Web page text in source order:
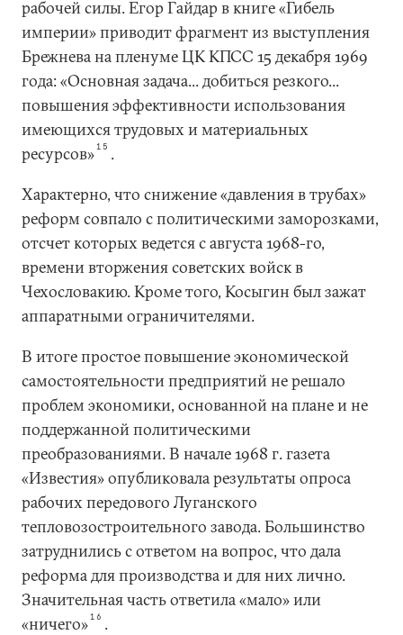
рабочей силы. Егор Гайдар в книге «Гибель
империи» приводит фрагмент из выступления
Брежнева на пленуме ЦК КПСС 15 декабря 1969
года: «Основная задача... добиться резкого...
повышения эффективности использования
имеющихся трудовых и материальных
ресурсов»15 .
Характерно, что снижение «давления в трубах»
реформ совпало с политическими заморозками,
отсчет которых ведется с августа 1968-го,
времени вторжения советских войск в
Чехословакию. Кроме того, Косыгин был зажат
аппаратными ограничителями.
В итоге простое повышение экономической
самостоятельности предприятий не решало
проблем экономики, основанной на плане и не
поддержанной политическими
преобразованиями. В начале 1968 г. газета
«Известия» опубликовала результаты опроса
рабочих передового Луганского
тепловозостроительного завода. Большинство
затруднились с ответом на вопрос, что дала
реформа для производства и для них лично.
Значительная часть ответила «мало» или
«ничего»16 .